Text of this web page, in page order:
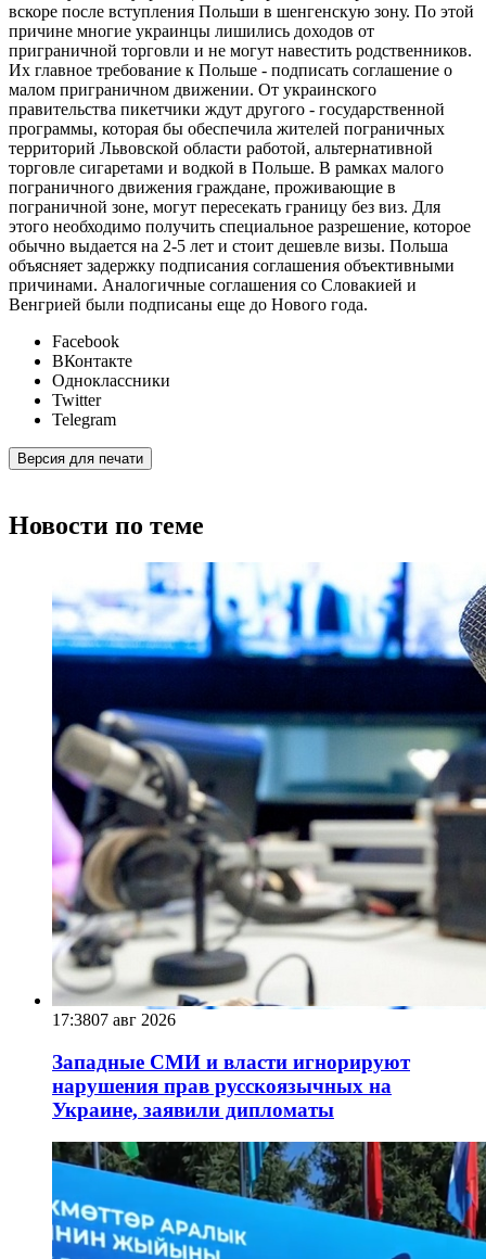
вскоре после вступления Польши в шенгенскую зону. По этой
причине многие украинцы лишились доходов от
приграничной торговли и не могут навестить родственников.
Их главное требование к Польше - подписать соглашение о
малом приграничном движении. От украинского
правительства пикетчики ждут другого - государственной
программы, которая бы обеспечила жителей пограничных
территорий Львовской области работой, альтернативной
торговле сигаретами и водкой в Польше. В рамках малого
пограничного движения граждане, проживающие в
пограничной зоне, могут пересекать границу без виз. Для
этого необходимо получить специальное разрешение, которое
обычно выдается на 2-5 лет и стоит дешевле визы. Польша
объясняет задержку подписания соглашения объективными
причинами. Аналогичные соглашения со Словакией и
Венгрией были подписаны еще до Нового года.
Facebook
ВКонтакте
Одноклассники
Twitter
Telegram
Версия для печати
Новости по теме
17:3807 авг 2026
Западные СМИ и власти игнорируют
нарушения прав русскоязычных на
Украине, заявили дипломаты